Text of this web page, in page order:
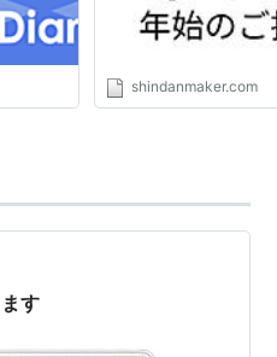
shindanmaker.com
す